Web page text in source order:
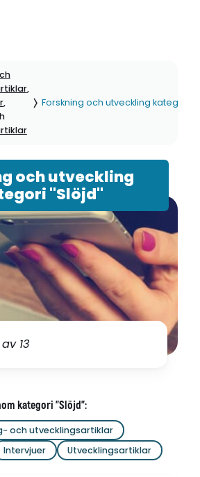
,
,
Forskning och utveckling kategori:
och utveckling
"Slöjd"
13
kategori "Slöjd":
och utvecklingsartiklar
Intervjuer Utvecklingsartiklar